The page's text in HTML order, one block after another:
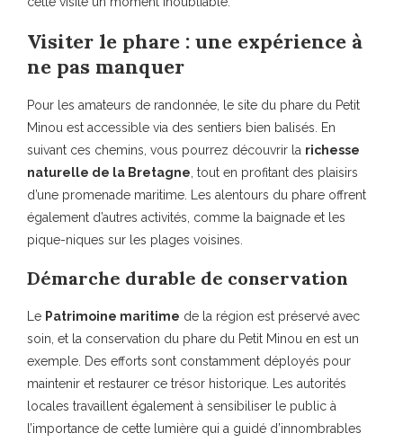
Visiter le phare : une expérience à
ne pas manquer
Pour les amateurs de randonnée, le site du phare du Petit
Minou est accessible via des sentiers bien balisés. En
suivant ces chemins, vous pourrez découvrir la richesse
naturelle de la Bretagne , tout en profitant des plaisirs
d’une promenade maritime. Les alentours du phare offrent
également d’autres activités, comme la baignade et les
pique-niques sur les plages voisines.
Démarche durable de conservation
Le Patrimoine maritime de la région est préservé avec
soin, et la conservation du phare du Petit Minou en est un
exemple. Des efforts sont constamment déployés pour
maintenir et restaurer ce trésor historique. Les autorités
locales travaillent également à sensibiliser le public à
l’importance de cette lumière qui a guidé d’innombrables